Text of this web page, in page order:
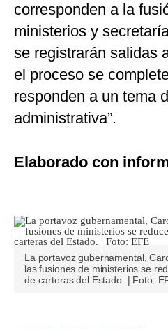
corresponden a la
ministerios y
se registrarán salidas
el proceso se
responden a un tema
administrativa”.
Elaborado con
La portavoz gubernamental,
las fusiones de ministerios se
de carteras del Estado. | Foto: